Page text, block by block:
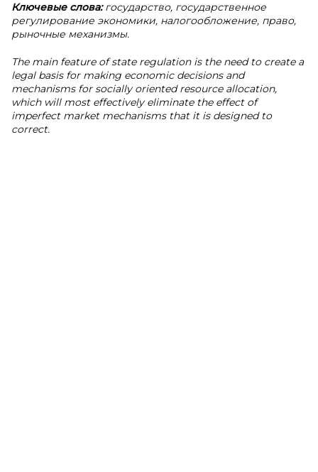
Ключевые слова:государство, государственное
регулирование экономики, налогообложение, право,
рыночные механизмы.
The main feature of state regulation is the need to create a
legal basis for making economic decisions and
mechanisms for socially oriented resource allocation,
which will most effectively eliminate the effect of
imperfect market mechanisms that it is designed to
correct.